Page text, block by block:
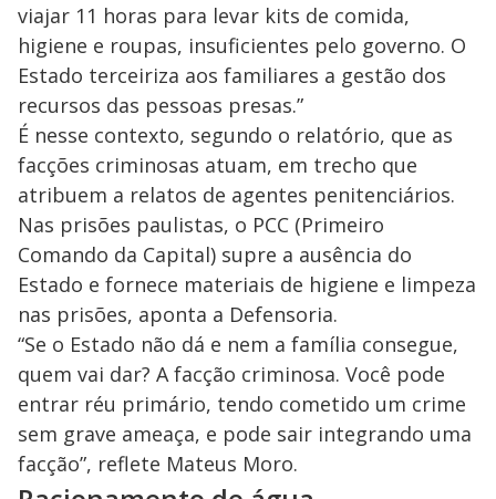
viajar 11 horas para levar kits de comida,
higiene e roupas, insuficientes pelo governo. O
Estado terceiriza aos familiares a gestão dos
recursos das pessoas presas.”
É nesse contexto, segundo o relatório, que as
facções criminosas atuam, em trecho que
atribuem a relatos de agentes penitenciários.
Nas prisões paulistas, o PCC (Primeiro
Comando da Capital) supre a ausência do
Estado e fornece materiais de higiene e limpeza
nas prisões, aponta a Defensoria.
“Se o Estado não dá e nem a família consegue,
quem vai dar? A facção criminosa. Você pode
entrar réu primário, tendo cometido um crime
sem grave ameaça, e pode sair integrando uma
facção”, reflete Mateus Moro.